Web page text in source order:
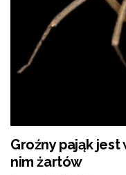
Groźny pająk jest
nim żartów